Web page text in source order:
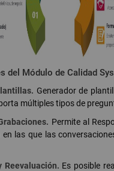
del Módulo de Calidad
Generador de
múltiples tipos de
Permite al
las que las
Reevaluación. Es posible